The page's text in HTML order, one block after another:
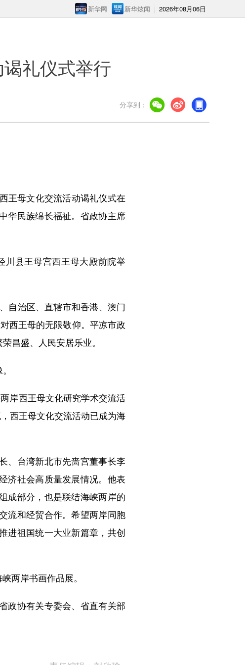
2026年08月06日
新华炫闻
新华网
礼仪式举行
分享到：
母文化交流活动谒礼仪式在
华民族绵长福祉。省政协主席
县王母宫西王母大殿前院举
治区、直辖市和香港、澳门
西王母的无限敬仰。平凉市政
昌盛、人民安居乐业。
岸西王母文化研究学术交流活
西王母文化交流活动已成为海
台湾新北市先啬宫董事长李
济社会高质量发展情况。他表
成部分，也是联结海峡两岸的
流和经贸合作。希望两岸同胞
进祖国统一大业新篇章，共创
两岸书画作品展。
协有关专委会、省直有关部